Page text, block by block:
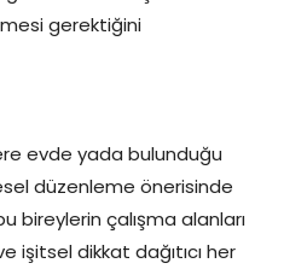
gerektiğini
evde yada bulunduğu
düzenleme önerisinde
bireylerin çalışma alanları
işitsel dikkat dağıtıcı her